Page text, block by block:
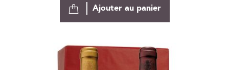
Ajouter au panier